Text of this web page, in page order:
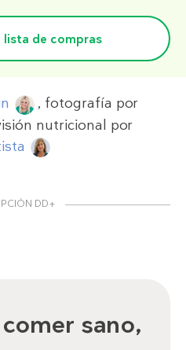
lista de compras
, fotografía por
nutricional por
DD+
sano,